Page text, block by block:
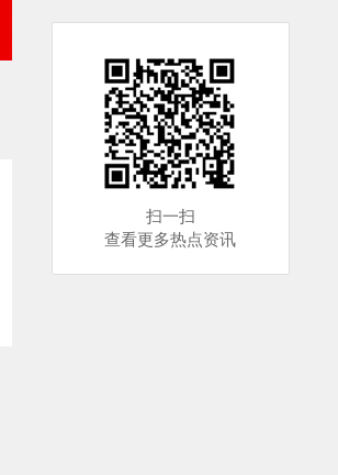
扫一扫
查看更多热点资讯